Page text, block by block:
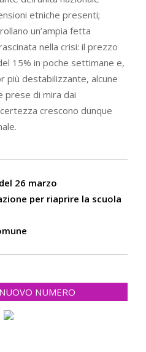
etniche presenti;
un’ampia fetta
nella crisi: il prezzo
15% in poche settimane e,
più destabilizzante, alcune
prese di mira dai
crescono dunque
26 marzo
per riaprire la scuola
NUMERO